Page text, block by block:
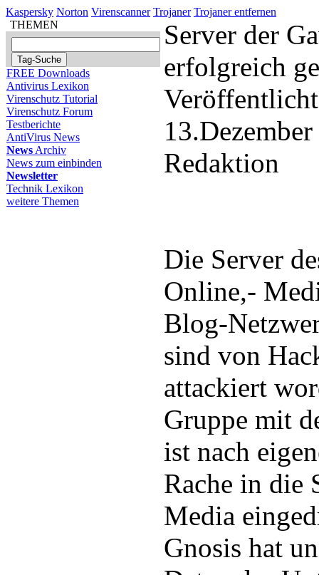
Kaspersky Norton Virenscanner Trojaner Trojaner entfernen
THEMEN
FREE Downloads
Antivirus Lexikon
Virenschutz Tutorial
Virenschutz Forum
Testberichte
AntiVirus News
News Archiv
News zum einbinden
Newsletter
Technik Lexikon
weitere Themen
Server der
erfolgreich
Redaktion
Die Server
Online,-
Blog-
sind von
attackiert
Gruppe mit
ist nach
Rache in die
Media
Gnosis hat